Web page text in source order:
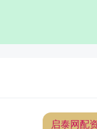
启泰网配